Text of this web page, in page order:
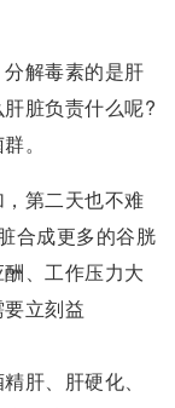
解毒素的是肝
脏负责什么呢?
。
第二天也不难
合成更多的谷胱
、工作压力大
立刻益
肝、肝硬化、